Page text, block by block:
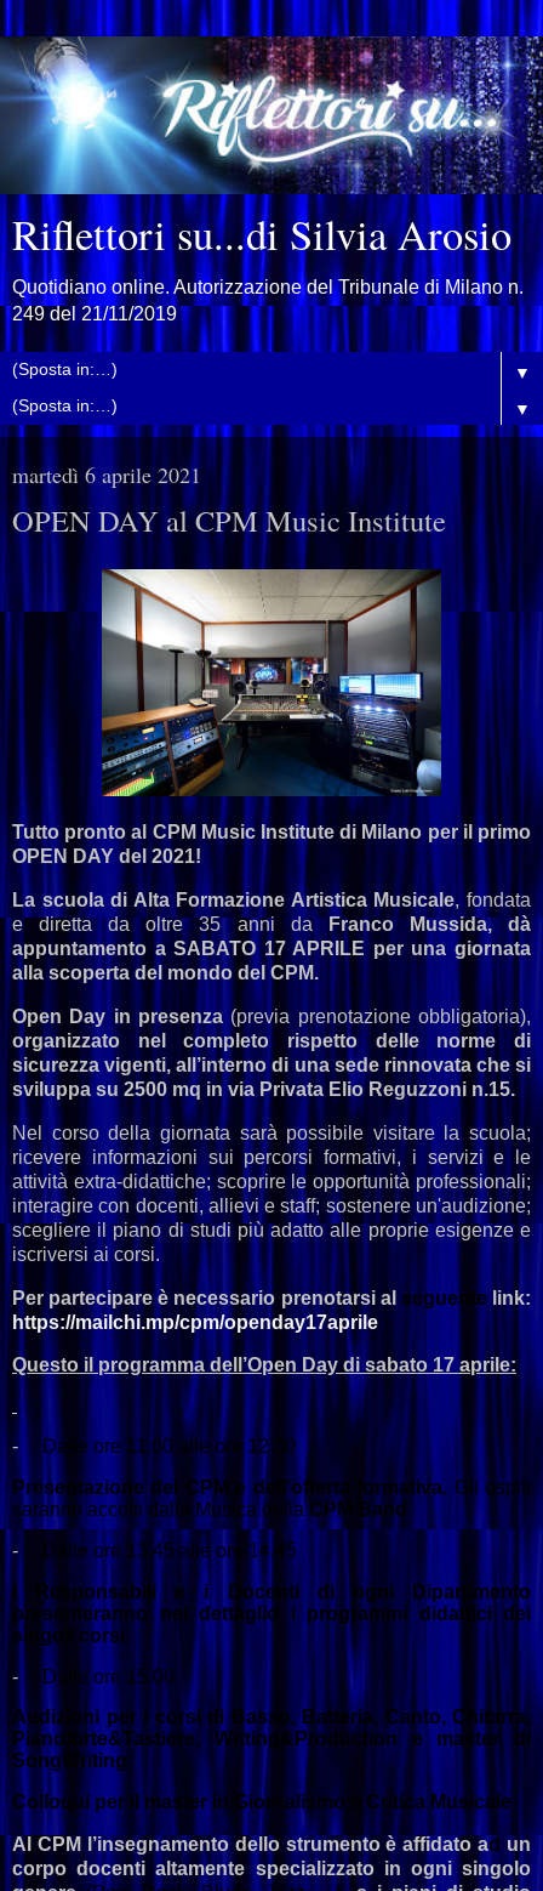
Riflettori su...di Silvia Arosio
Quotidiano online. Autorizzazione del Tribunale di Milano n.
249 del 21/11/2019
▼
▼
martedì 6 aprile 2021
OPEN DAY al CPM Music Institute
Tutto pronto al CPM Music Institute di Milano per il primo
OPEN DAY del 2021!
La scuola di Alta Formazione Artistica Musicale, fondata
e diretta da oltre 35 anni daFranco Mussida, dà
appuntamento a SABATO 17 APRILE per una giornata
alla scoperta del mondo del CPM.
Open Day in presenza (previa prenotazione obbligatoria),
organizzato nel completo rispetto delle norme di
sicurezza vigenti, all’interno di una sede rinnovata che si
sviluppa su 2500 mq in via Privata Elio Reguzzoni n.15.
Nel corso della giornata sarà possibile visitare la scuola;
ricevere informazioni sui percorsi formativi, i servizi e le
attività extra-didattiche; scoprire le opportunità professionali;
interagire con docenti, allievi e staff; sostenere un'audizione;
scegliere il piano di studi più adatto alle proprie esigenze e
iscriversi ai corsi.
Per partecipare è necessario prenotarsi al seguente link:
https://mailchi.mp/cpm/openday17aprile
Questo il programma dell’Open Day di sabato 17 aprile:
-
Dalle ore 11.00 alle ore 12.30
Presentazione del CPM e dell’offerta formativa. Gli ospiti
saranno accolti dalla Musica dellaCPM Band
-
Dalle ore 13.45 alle ore 14.45
I Responsabili e i Docenti di ogni Dipartimento
presenteranno nel dettaglio i programmi didattici dei
singoli corsi
-
Dalle ore 15.00
Audizioni per i corsi di Basso, Batteria, Canto, Chitarra,
Pianoforte&Tastiere, Writing&Production e
master di
SongWriting;
Colloqui per il master in Giornalismo e Critica Musicale
Al CPM l’insegnamento dello strumento è affidato ad un
corpo docenti altamente specializzato in ogni singolo